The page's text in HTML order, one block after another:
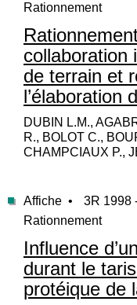
Rationnement
collaboration
de terrain et
l’élaboration
DUBIN L.M.,
R., BOLOT C.,
CHAMPCIAUX P.,
Affiche •
3R 1998
Rationnement
Influence
durant le
protéique de